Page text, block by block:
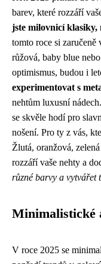
barev, které rozzáří
jste milovnicí klasiky,
tomto roce si zaručeně
růžová, baby blue
optimismus, budou i
experimentovat s
nehtům luxusní
se skvěle hodí pro
nošení. Pro ty z vás,
Žlutá, oranžová,
rozzáří vaše nehty a
různé barvy a vytvářet
Minimalistické
V roce 2025 se